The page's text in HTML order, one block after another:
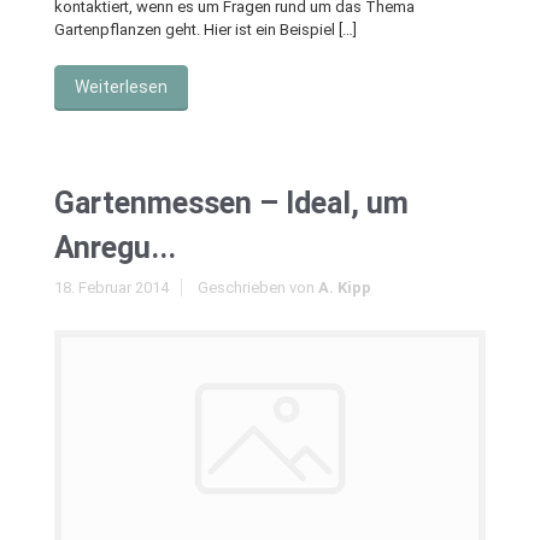
kontaktiert, wenn es um Fragen rund um das Thema
Gartenpflanzen geht. Hier ist ein Beispiel […]
Weiterlesen
Gartenmessen – Ideal, um
Anregu...
18. Februar 2014 Geschrieben von A. Kipp